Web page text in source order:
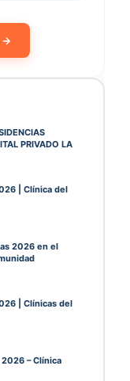
→
PRIVADO LA
| Clínica del
2026 en el
| Clínicas del
– Clínica